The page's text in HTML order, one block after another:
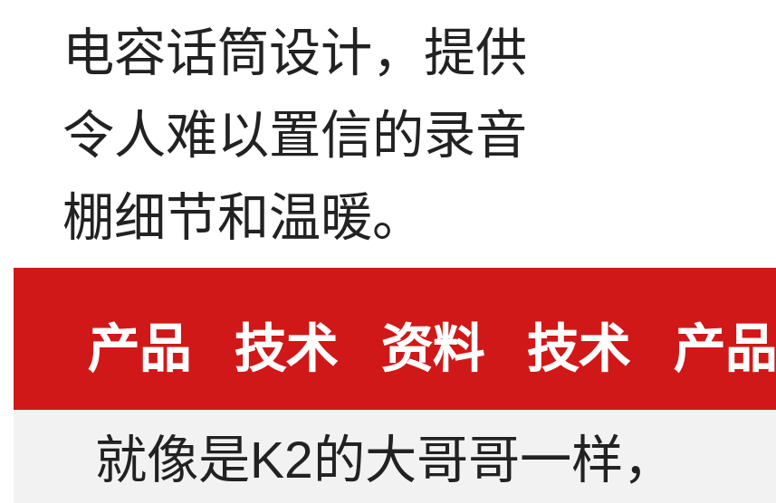
电容话筒设计，提供
令人难以置信的录音
棚细节和温暖。
产品
详情
技术
指标
资料
下载
技术
问答
产品
就像是K2的大哥哥一样，